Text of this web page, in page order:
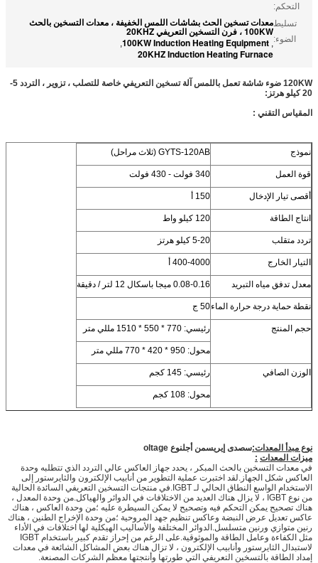
التحكم:
تسليط
الضوء:
معدات تسخين الحث بشاشات اللمس الخفيفة ، معدات التسخين بالحث
100KW ، فرن التسخين التعريفي 20KHZ
,
100KW Induction Heating Equipment
,
20KHZ Induction Heating Furnace
120KW ضوء شاشة تعمل باللمس آلة تسخين التعريفي خاصة للتصلب ، تزوير ، التردد 5-
20 كيلو هرتز:
المقياس التقني :
نموذج GYTS-120AB (ثلاث مراحل)
قوة العمل 340 فولت - 430 فولت
أقصى تيار الإدخال 150 أ
انتاج الطاقة 120 كيلو واط
تردد متقلب 5-20 كيلو هرتز
التيار الخارج 400-4000 أ
معدل تدفق مياه التبريد 0.08-0.16 ميجا باسكال 12 لتر / دقيقة
نقطة حماية درجة حرارة الماء50 ج
حجم المنتج رئيسي: 770 * 550 * 1510 مللي متر
محول: 950 * 420 * 770 مللي متر
الوزن الصافي رئيسي: 145 كجم
محول: 108 كجم
نوع مبدأ المعدات:سصدى إيريسمن أجلنوع oltage
ميزات المعدات :
في معدات التسخين بالحث المبكر ، يحدد جهاز العاكس عالي التردد الذي تتطلبه وحدة
العاكس شكل الجهاز.لقد اختبرت عملية التطوير من أنابيب الإلكترون والثايرستور إلى
الاستخدام الواسع النطاق الحالي لـ IGBT.في منتجات التسخين التعريفي السائدة الحالية
من نوع IGBT ، لا يزال هناك العديد من الاختلافات في الدوائر والهياكل.من وحدة المعدل ،
هناك تصحيح يمكن التحكم فيه وتصحيح لا يمكن السيطرة عليه ؛من وحدة العاكس ، هناك
عاكس تعديل عرض النبضة وعاكس تنظيم جهد المروحية ؛من وحدة الإخراج الطنين ، هناك
رنين متوازي ورنين متسلسل.الدوائر المختلفة والأساليب الهيكلية لها اختلافات في الأداء
مثل الكفاءة وعامل الطاقة والموثوقية.على الرغم من إحراز تقدم كبير باستخدام IGBT
لاستبدال الثايرستور وأنابيب الإلكترون ، لا تزال هناك بعض المشاكل الشائعة في معدات
إمداد الطاقة بالتسخين التعريفي التي طورتها وأنتجتها معظم الشركات المصنعة.